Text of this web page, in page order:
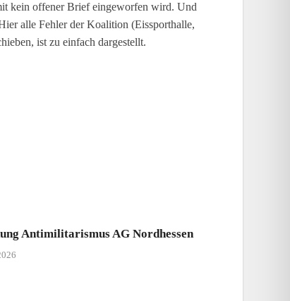
kein offener Brief eingeworfen wird. Und
alle Fehler der Koalition (Eissporthalle,
ist zu einfach dargestellt.
Antimilitarismus AG Nordhessen